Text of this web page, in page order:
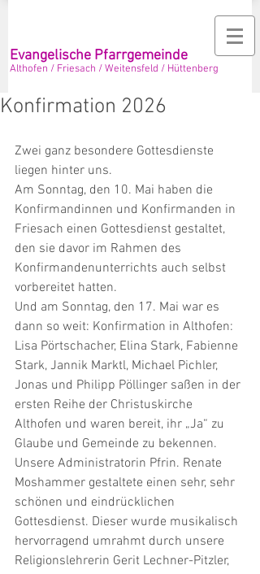
Evangelische Pfarrgemeinde
Althofen / Friesach / Weitensfeld / Hüttenberg
Konfirmation 2026
Zwei ganz besondere Gottesdienste
liegen hinter uns.
Am Sonntag, den 10. Mai haben die
Konfirmandinnen und Konfirmanden in
Friesach einen Gottesdienst gestaltet,
den sie davor im Rahmen des
Konfirmandenunterrichts auch selbst
vorbereitet hatten.
Und am Sonntag, den 17. Mai war es
dann so weit: Konfirmation in Althofen:
Lisa Pörtschacher, Elina Stark, Fabienne
Stark, Jannik Marktl, Michael Pichler,
Jonas und Philipp Pöllinger saßen in der
ersten Reihe der Christuskirche
Althofen und waren bereit, ihr „Ja“ zu
Glaube und Gemeinde zu bekennen.
Unsere Administratorin Pfrin. Renate
Moshammer gestaltete einen sehr, sehr
schönen und eindrücklichen
Gottesdienst. Dieser wurde musikalisch
hervorragend umrahmt durch unsere
Religionslehrerin Gerit Lechner-Pitzler,